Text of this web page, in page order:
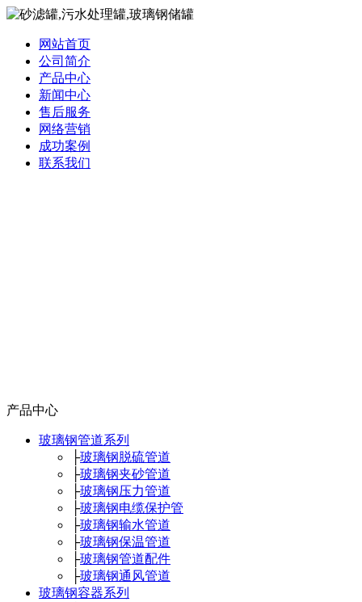
网站首页
公司简介
产品中心
新闻中心
售后服务
网络营销
成功案例
联系我们
产品中心
玻璃钢管道系列
├玻璃钢脱硫管道
├玻璃钢夹砂管道
├玻璃钢压力管道
├玻璃钢电缆保护管
├玻璃钢输水管道
├玻璃钢保温管道
├玻璃钢管道配件
├玻璃钢通风管道
玻璃钢容器系列